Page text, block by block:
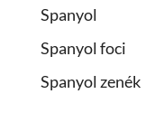
Spanyol
Spanyol foci
Spanyol zenék